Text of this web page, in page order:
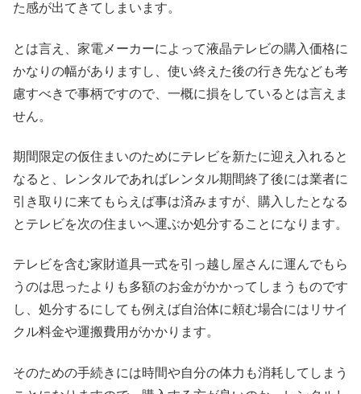
た感が出てきてしまいます。
とは言え、家電メーカーによって液晶テレビの購入価格に
かなりの幅がありますし、使い終えた後の行き先なども考
慮すべきで事柄ですので、一概に損をしているとは言えま
せん。
期間限定の仮住まいのためにテレビを新たに迎え入れると
なると、レンタルであればレンタル期間終了後には業者に
引き取りに来てもらえば事は済みますが、購入したとなる
とテレビを次の住まいへ運ぶか処分することになります。
テレビを含む家財道具一式を引っ越し屋さんに運んでもら
うのは思ったよりも多額のお金がかかってしまうものです
し、処分するにしても例えば自治体に頼む場合にはリサイ
クル料金や運搬費用がかかります。
そのための手続きには時間や自分の体力も消耗してしまう